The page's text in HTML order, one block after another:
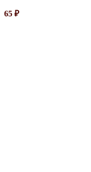
65 ₽